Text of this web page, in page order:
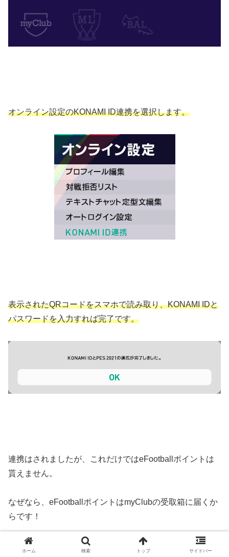
オンライン設定のKONAMI ID連携を選択します。
表示されたQRコードをスマホで読み取り、KONAMI IDと
パスワードを入力すれば完了です。
連携はされましたが、これだけではeFootballポイントは
貰えません。
なぜなら、eFootballポイントはmyClubの受取箱に届くか
らです！
ホーム 検索 トップ サイドバー